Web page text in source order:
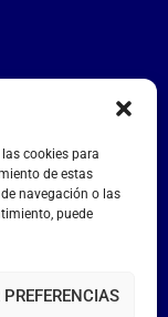
cookies para
de estas
navegación o las
puede
PREFERENCIAS